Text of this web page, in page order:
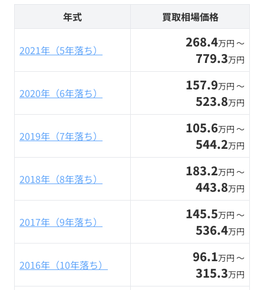
年式 買取相場価格
2021年（5年落ち） 268.4万円 〜
779.3万円
2020年（6年落ち） 157.9万円 〜
523.8万円
2019年（7年落ち） 105.6万円 〜
544.2万円
2018年（8年落ち） 183.2万円 〜
443.8万円
2017年（9年落ち） 145.5万円 〜
536.4万円
2016年（10年落ち） 96.1万円 〜
315.3万円